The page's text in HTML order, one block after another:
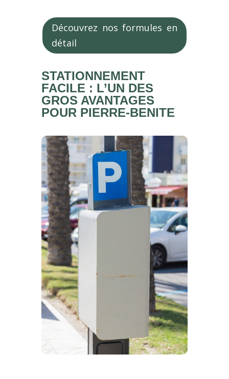
Découvrez nos formules en
détail
STATIONNEMENT
FACILE : L’UN DES
GROS AVANTAGES
POUR PIERRE-BENITE